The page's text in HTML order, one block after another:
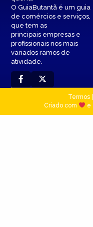
O GuiaButantã é um guia
de comércios e serviços,
que tem as
principais empresas e
profissionais nos mais
variados ramos de
atividade.
Termos|
Criado com
e